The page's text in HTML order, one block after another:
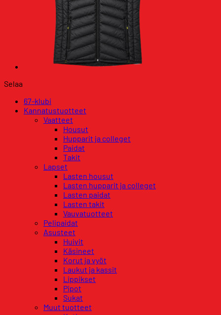
Selaa
67-klubi
Kannatustuotteet
Vaatteet
Housut
Hupparit ja colleget
Paidat
Takit
Lapset
Lasten housut
Lasten hupparit ja colleget
Lasten paidat
Lasten takit
Vauvatuotteet
Pelipaidat
Asusteet
Huivit
Käsineet
Korut ja vyöt
Laukut ja kassit
Lippikset
Pipot
Sukat
Muut tuotteet